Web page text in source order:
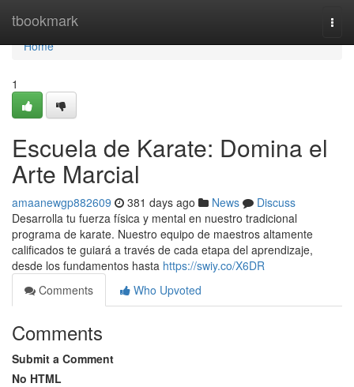
tbookmark
Home
Home
1
Escuela de Karate: Domina el
Arte Marcial
amaanewgp882609 381 days ago News
Discuss
Desarrolla tu fuerza física y mental en nuestro tradicional
programa de karate. Nuestro equipo de maestros altamente
calificados te guiará a través de cada etapa del aprendizaje,
desde los fundamentos hasta https://swiy.co/X6DR
Comments
Who Upvoted
Comments
Submit a Comment
No HTML